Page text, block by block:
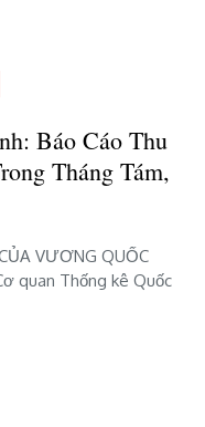
Báo Cáo Thu
Tháng Tám,
VƯƠNG QUỐC
quan Thống kê Quốc